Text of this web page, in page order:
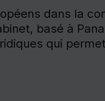
dans la
basé à
qui